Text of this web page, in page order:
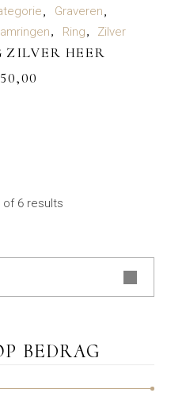
WINKELWAGEN
Graveren
Ring Zilver
ZILVER HEER
of 6 results
BEDRAG